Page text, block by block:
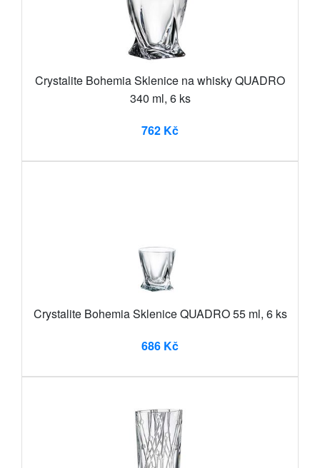
Crystalite Bohemia Sklenice na whisky QUADRO
340 ml, 6 ks
762 Kč
Crystalite Bohemia Sklenice QUADRO 55 ml, 6 ks
686 Kč